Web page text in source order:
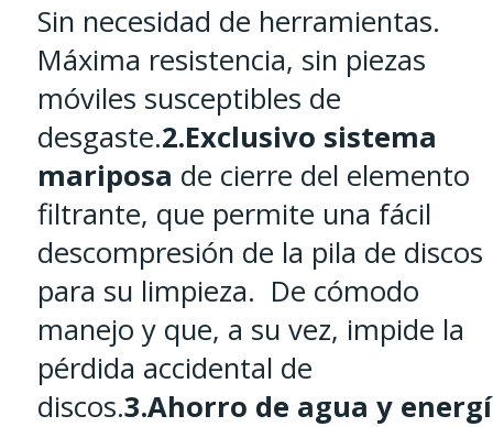
Sin necesidad de herramientas.
Máxima resistencia, sin piezas
móviles susceptibles de
desgaste.2.Exclusivo sistema
mariposa de cierre del elemento
filtrante, que permite una fácil
descompresión de la pila de discos
para su limpieza. De cómodo
manejo y que, a su vez, impide la
pérdida accidental de
discos.3.Ahorro de agua y